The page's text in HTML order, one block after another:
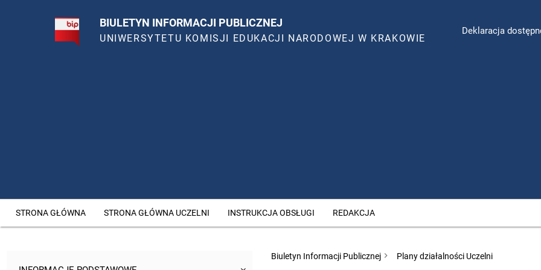
BIULETYN INFORMACJI PUBLICZNEJ
UNIWERSYTETU KOMISJI EDUKACJI NARODOWEJ W KRAKOWIE
Deklaracja
STRONA GŁÓWNA STRONA GŁÓWNA UCZELNI INSTRUKCJA OBSŁUGI REDAKCJA
Biuletyn Informacji Publicznej Plany działalności Uczelni